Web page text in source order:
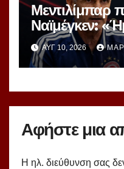
Μεντιλίμπαρ
Ναϊμέγκεν:
ρεβάνς μετρά
ΑΥΓ 10, 2026
Αφήστε μια
Η ηλ. διεύθυνση σας